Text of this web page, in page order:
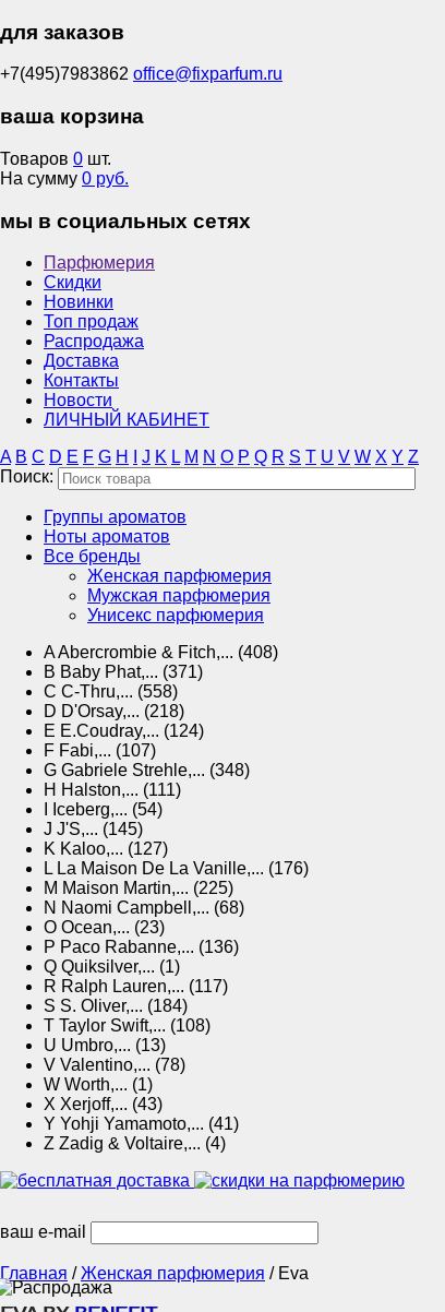
для заказов
+7(495)7983862 office@fixparfum.ru
ваша корзина
Товаров 0 шт.
На сумму 0 руб.
мы в социальных сетях
Парфюмерия
Скидки
Новинки
Топ продаж
Распродажа
Доставка
Контакты
Новости
ЛИЧНЫЙ КАБИНЕТ
A B C D E F G H J K L M N O P Q R S T U V W X Y Z
Поиск:
Группы ароматов
Ноты ароматов
Все бренды
Женская парфюмерия
Мужская парфюмерия
Унисекс парфюмерия
AAbercrombie & Fitch,... (408)
B Baby Phat,... (371)
C C-Thru,... (558)
D D'Orsay,... (218)
E E.Coudray,... (124)
F Fabi,... (107)
G Gabriele Strehle,... (348)
H Halston,... (111)
Iceberg,... (54)
J J'S,... (145)
K Kaloo,... (127)
L La Maison De La Vanille,... (176)
M Maison Martin,... (225)
N Naomi Campbell,... (68)
O Ocean,... (23)
P Paco Rabanne,... (136)
Q Quiksilver,... (1)
R Ralph Lauren,... (117)
S S. Oliver,... (184)
T Taylor Swift,... (108)
U Umbro,... (13)
V Valentino,... (78)
W Worth,... (1)
X Xerjoff,... (43)
Y Yohji Yamamoto,... (41)
Z Zadig & Voltaire,... (4)
ваш e-mail
Главная /Женская парфюмерия / Eva